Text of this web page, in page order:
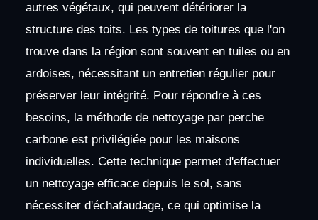
autres végétaux, qui peuvent détériorer la
structure des toits. Les types de toitures que l'on
trouve dans la région sont souvent en tuiles ou en
ardoises, nécessitant un entretien régulier pour
préserver leur intégrité. Pour répondre à ces
besoins, la méthode de nettoyage par perche
carbone est privilégiée pour les maisons
individuelles. Cette technique permet d'effectuer
un nettoyage efficace depuis le sol, sans
nécessiter d'échafaudage, ce qui optimise la